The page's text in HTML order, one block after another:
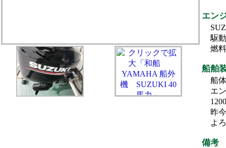
エン
駆
燃
船舶
船
エ
昨
よ
備考